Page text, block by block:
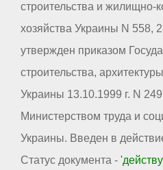
строительства и жилищно-
хозяйства Украины N 558,
утвержден приказом
строительства,
Украины 13.10.1999 г. N
Министерством труда и
Украины. Введен в
Статус документа -